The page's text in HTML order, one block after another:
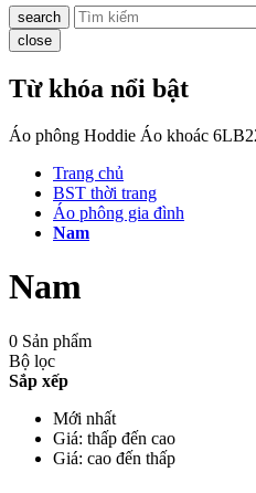
search
close
Từ khóa nổi bật
Áo phông Hoddie Áo khoác
Trang chủ
BST thời trang
Áo phông gia đình
Nam
Nam
0 Sản phẩm
Bộ lọc
Sắp xếp
Mới nhất
Giá: thấp đến cao
Giá: cao đến thấp